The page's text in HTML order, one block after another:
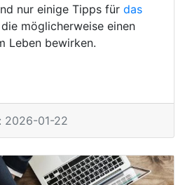
nur einige Tipps für das
die möglicherweise einen
Leben bewirken.
2026-01-22